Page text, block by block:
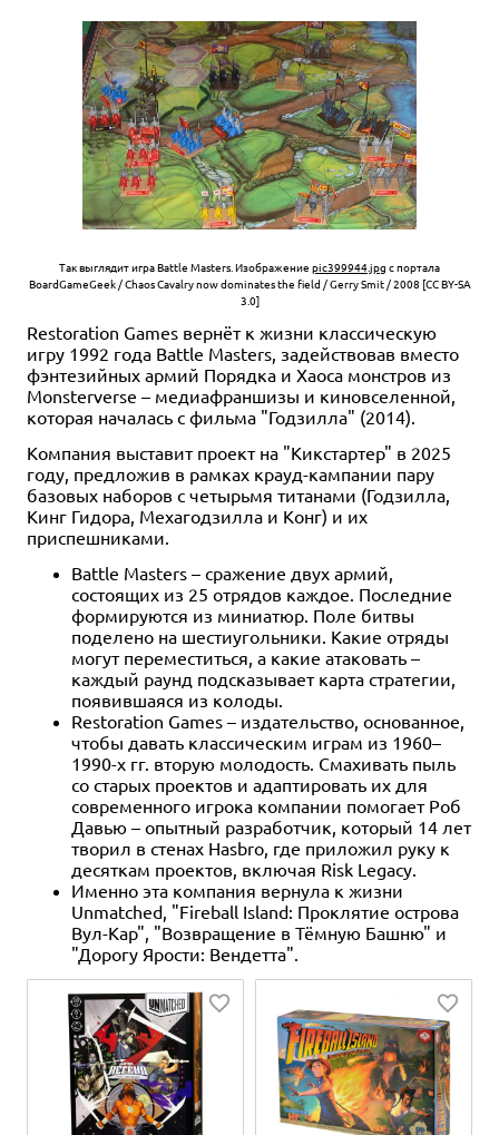
Так выглядит игра Battle Masters. Изображение pic399944.jpg с портала
BoardGameGeek / Chaos Cavalry now dominates the field / Gerry Smit / 2008 [CC BY-SA
3.0]
Restoration Games вернёт к жизни классическую
игру 1992 года Battle Masters, задействовав вместо
фэнтезийных армий Порядка и Хаоса монстров из
Monsterverse – медиафраншизы и киновселенной,
которая началась с фильма "Годзилла" (2014).
Компания выставит проект на "Кикстартер" в 2025
году, предложив в рамках крауд-кампании пару
базовых наборов с четырьмя титанами (Годзилла,
Кинг Гидора, Мехагодзилла и Конг) и их
приспешниками.
Battle Masters – сражение двух армий,
состоящих из 25 отрядов каждое. Последние
формируются из миниатюр. Поле битвы
поделено на шестиугольники. Какие отряды
могут переместиться, а какие атаковать –
каждый раунд подсказывает карта стратегии,
появившаяся из колоды.
Restoration Games – издательство, основанное,
чтобы давать классическим играм из 1960–
1990-х гг. вторую молодость. Смахивать пыль
со старых проектов и адаптировать их для
современного игрока компании помогает Роб
Давью – опытный разработчик, который 14 лет
творил в стенах Hasbro, где приложил руку к
десяткам проектов, включая Risk Legacy.
Именно эта компания вернула к жизни
Unmatched, "Fireball Island: Проклятие острова
Вул-Кар", "Возвращение в Тёмную Башню" и
"Дорогу Ярости: Вендетта".